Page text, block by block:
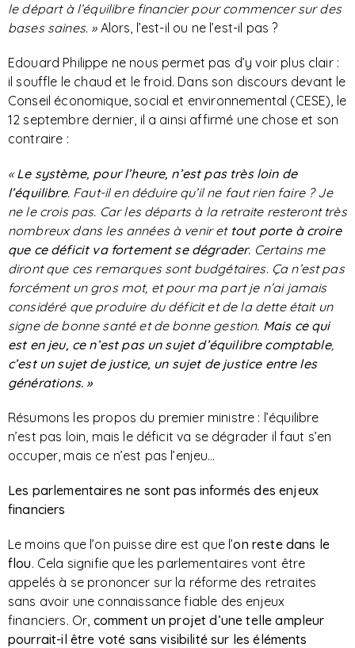
le départ à l’équilibre financier pour commencer sur des
bases saines. »Alors, l’est-il ou ne l’est-il pas ?
Edouard Philippe ne nous permet pas d’y voir plus clair :
il souffle le chaud et le froid. Dans son discours devant le
Conseil économique, social et environnemental (CESE), le
12 septembre dernier, il a ainsi affirmé une chose et son
contraire :
«Le système, pour l’heure, n’est pas très loin de
l’équilibre. Faut-il en déduire qu’il ne faut rien faire ? Je
ne le crois pas. Car les départs à la retraite resteront très
nombreux dans les années à venir et tout porte à croire
que ce déficit va fortement se dégrader. Certains me
diront que ces remarques sont budgétaires. Ça n’est pas
forcément un gros mot, et pour ma part je n’ai jamais
considéré que produire du déficit et de la dette était un
signe de bonne santé et de bonne gestion. Mais ce qui
est en jeu, ce n’est pas un sujet d’équilibre comptable,
c’est un sujet de justice, un sujet de justice entre les
générations. »
Résumons les propos du premier ministre : l’équilibre
n’est pas loin, mais le déficit va se dégrader il faut s’en
occuper, mais ce n’est pas l’enjeu…
Les parlementaires ne sont pas informés des enjeux
financiers
Le moins que l’on puisse dire est que l’on reste dans le
flou. Cela signifie que les parlementaires vont être
appelés à se prononcer sur la réforme des retraites
sans avoir une connaissance fiable des enjeux
financiers. Or, comment un projet d’une telle ampleur
pourrait-il être voté sans visibilité sur les éléments